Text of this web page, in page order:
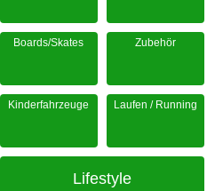
Boards/Skates Zubehör
Kinderfahrzeuge Laufen / Running
Lifestyle